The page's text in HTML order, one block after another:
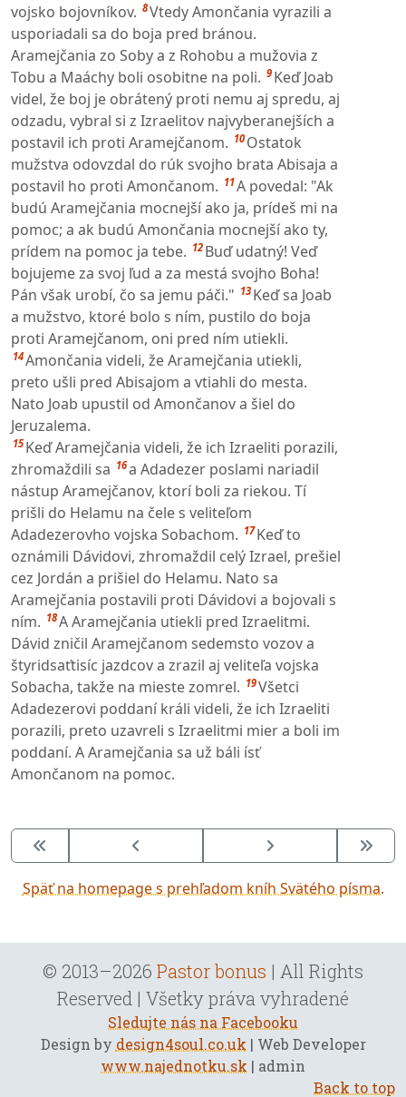
vojsko bojovníkov. 8Vtedy Amončania vyrazili a
usporiadali sa do boja pred bránou.
Aramejčania zo Soby a z Rohobu a mužovia z
Tobu a Maáchy boli osobitne na poli. 9 Keď Joab
videl, že boj je obrátený proti nemu aj spredu, aj
odzadu, vybral si z Izraelitov najvyberanejších a
postavil ich proti Aramejčanom. 10 Ostatok
mužstva odovzdal do rúk svojho brata Abisaja a
postavil ho proti Amončanom. 11A povedal: "Ak
budú Aramejčania mocnejší ako ja, prídeš mi na
pomoc; a ak budú Amončania mocnejší ako ty,
prídem na pomoc ja tebe. 12 Buď udatný! Veď
bojujeme za svoj ľud a za mestá svojho Boha!
Pán však urobí, čo sa jemu páči." 13 Keď sa Joab
a mužstvo, ktoré bolo s ním, pustilo do boja
proti Aramejčanom, oni pred ním utiekli.
14Amončania videli, že Aramejčania utiekli,
preto ušli pred Abisajom a vtiahli do mesta.
Nato Joab upustil od Amončanov a šiel do
Jeruzalema.
15 Keď Aramejčania videli, že ich Izraeliti porazili,
zhromaždili sa 16a Adadezer poslami nariadil
nástup Aramejčanov, ktorí boli za riekou. Tí
prišli do Helamu na čele s veliteľom
Adadezerovho vojska Sobachom. 17 Keď to
oznámili Dávidovi, zhromaždil celý Izrael, prešiel
cez Jordán a prišiel do Helamu. Nato sa
Aramejčania postavili proti Dávidovi a bojovali s
ním. 18A Aramejčania utiekli pred Izraelitmi.
Dávid zničil Aramejčanom sedemsto vozov a
štyridsaťtisíc jazdcov a zrazil aj veliteľa vojska
Sobacha, takže na mieste zomrel. 19Všetci
Adadezerovi poddaní králi videli, že ich Izraeliti
porazili, preto uzavreli s Izraelitmi mier a boli im
poddaní. A Aramejčania sa už báli ísť
Amončanom na pomoc.
Späť na homepage s prehľadom kníh Svätého písma.
© 2013–2026 Pastor bonus | All Rights
Reserved | Všetky práva vyhradené
Sledujte nás na Facebooku
Design by design4soul.co.uk | Web Developer
www.najednotku.sk | admin
Back to top